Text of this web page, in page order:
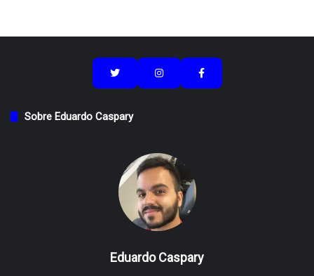
Sobre Eduardo Caspary
Eduardo Caspary